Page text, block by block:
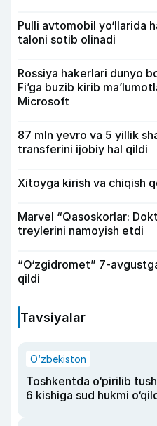
Pulli avtomobil yo‘llarida
taloni sotib olinadi
Rossiya hakerlari dunyo
Fi’ga buzib kirib
Microsoft
87 mln yevro va 5 yillik
transferini ijobiy hal qildi
Xitoyga kirish va chiqish
Marvel “Qasoskorlar:
treylerini namoyish etdi
“O‘zgidromet” 7-
qildi
Tavsiyalar
O‘zbekiston
Toshkentda o‘pirilib
6 kishiga sud hukmi